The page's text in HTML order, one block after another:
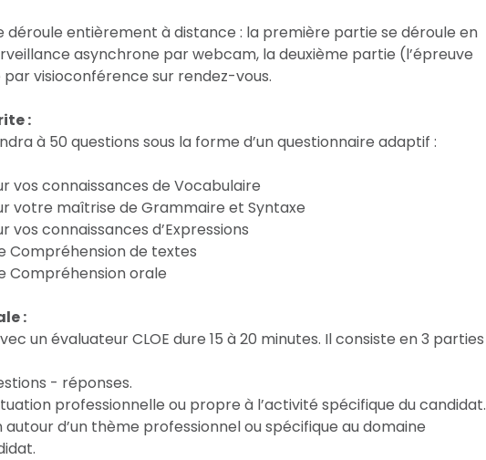
déroule entièrement à distance : la première partie se déroule en
asynchrone par webcam, la deuxième partie (l’épreuve
visioconférence sur rendez-vous.
:
à 50 questions sous la forme d’un questionnaire adaptif :
vos connaissances de Vocabulaire
votre maîtrise de Grammaire et Syntaxe
vos connaissances d’Expressions
Compréhension de textes
Compréhension orale
:
un évaluateur CLOE dure 15 à 20 minutes. Il consiste en 3 parties
- réponses.
professionnelle ou propre à l’activité spécifique du candidat.
autour d’un thème professionnel ou spécifique au domaine